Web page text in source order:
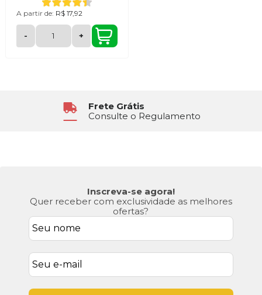
A partir de: R$ 17,92
- +
Atendimento
Segunda à Sexta das 8h30 às 17h
Inscreva-se agora!
Quer receber com exclusividade as melhores
ofertas?